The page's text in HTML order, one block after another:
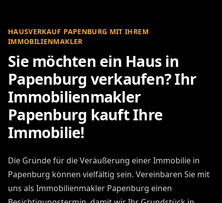
HAUSVERKAUF PAPENBURG MIT IHREM
IMMOBILIENMAKLER
Sie möchten ein Haus in
Papenburg verkaufen? Ihr
Immobilienmakler
Papenburg kauft Ihre
Immobilie!
Die Gründe für die Veräußerung einer Immobilie in
Papenburg können vielfältig sein. Vereinbaren Sie mit
uns als Immobilienmakler Papenburg einen